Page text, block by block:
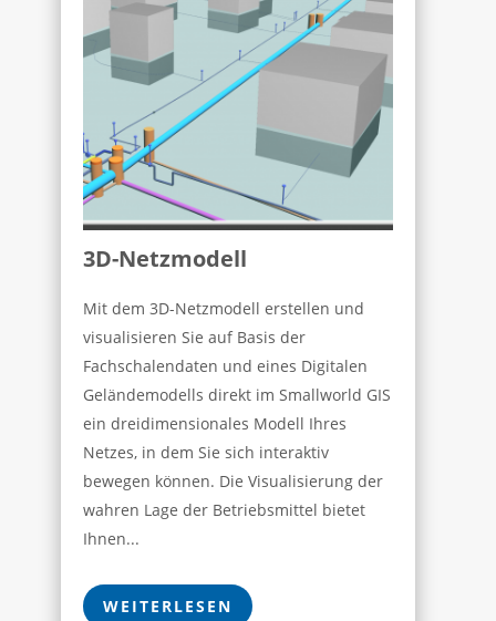
3D-Netzmodell
Mit dem 3D-Netzmodell erstellen und
visualisieren Sie auf Basis der
Fachschalendaten und eines Digitalen
Geländemodells direkt im Smallworld GIS
ein dreidimensionales Modell Ihres
Netzes, in dem Sie sich interaktiv
bewegen können. Die Visualisierung der
wahren Lage der Betriebsmittel bietet
Ihnen...
WEITERLESEN